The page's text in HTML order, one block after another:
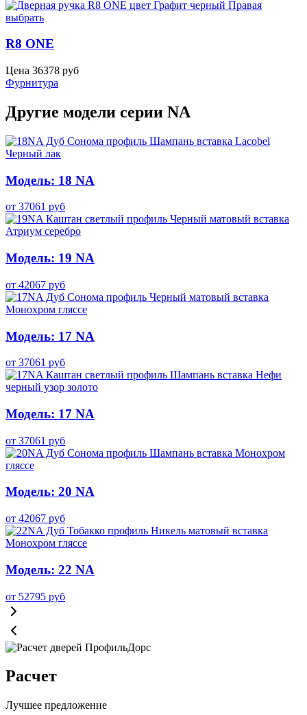
выбрать
R8 ONE
Цена 36378 руб
Фурнитура
Другие модели серии NA
Модель: 18 NA
от 37061 руб
Модель: 19 NA
от 42067 руб
Модель: 17 NA
от 37061 руб
Модель: 17 NA
от 37061 руб
Модель: 20 NA
от 42067 руб
Модель: 22 NA
от 52795 руб
Расчет
Лучшее предложение